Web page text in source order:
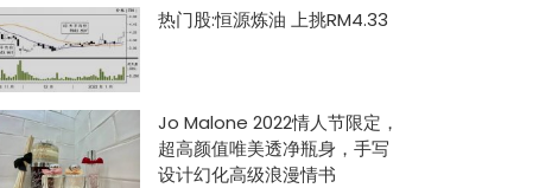
热门股:恒源炼油 上挑RM4.33
Jo Malone 2022情人节限定，
超高颜值唯美透净瓶身，手写
设计幻化高级浪漫情书